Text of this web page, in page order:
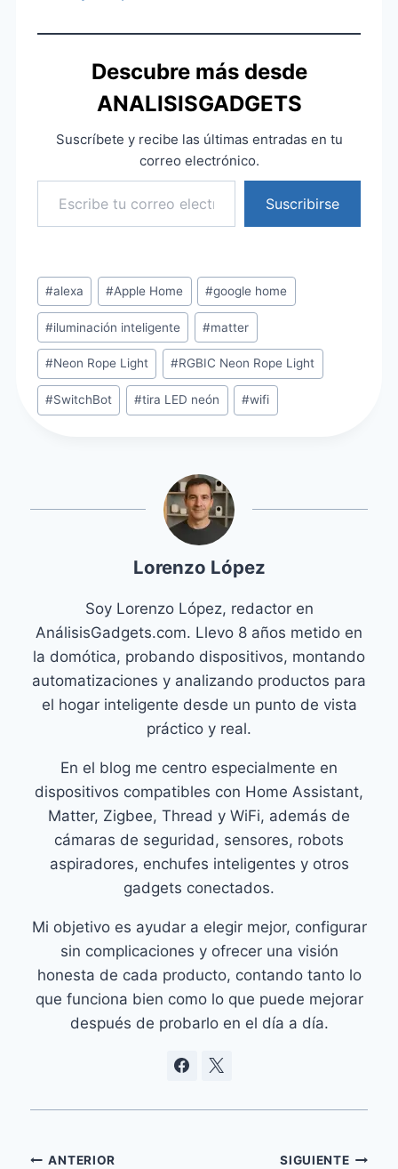
Descubre más desde
ANALISISGADGETS
Suscríbete y recibe las últimas entradas en tu
correo electrónico.
Escribe tu correo electrónico…
Suscribirse
Etiquetas
de
la
entrada:
#alexa #Apple Home #google home
#iluminación inteligente #matter
#Neon Rope Light #RGBIC Neon Rope Light
#SwitchBot #tira LED neón #wifi
Lorenzo López
Soy Lorenzo López, redactor en
AnálisisGadgets.com. Llevo 8 años metido en
la domótica, probando dispositivos, montando
automatizaciones y analizando productos para
el hogar inteligente desde un punto de vista
práctico y real.
En el blog me centro especialmente en
dispositivos compatibles con Home Assistant,
Matter, Zigbee, Thread y WiFi, además de
cámaras de seguridad, sensores, robots
aspiradores, enchufes inteligentes y otros
gadgets conectados.
Mi objetivo es ayudar a elegir mejor, configurar
sin complicaciones y ofrecer una visión
honesta de cada producto, contando tanto lo
que funciona bien como lo que puede mejorar
después de probarlo en el día a día.
ANTERIOR SIGUIENTE